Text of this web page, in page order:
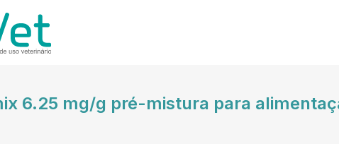
6.25 mg/g pré-mistura para